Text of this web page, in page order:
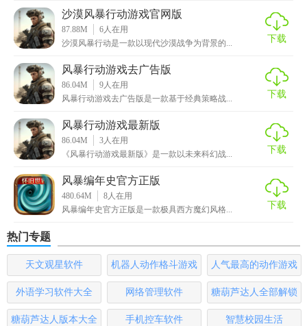
能，玩家可以邀请好友一起组队战斗，或者加入公会与其他
玩家共同交流和学习。
【风暴行动游戏官方正版玩法】
1. 单人战役模式：玩家可以独自挑战游戏内的各种任务和关
源。
2. 多人在线对战模式：玩家可以与其他玩家进行实时在线对
战，通过智慧和勇气来争夺战场上的优势地位。
3. 公会战模式：玩家可以加入公会，与其他公会成员一起参
4. 生存挑战模式：在限定的时间内，玩家需要尽可能多地消
灭敌人，同时保护自己的基地不被摧毁，挑战自己的生存极
限。
5. 自定义战役模式：玩家可以根据自己的喜好和战术需求，
沙漠风暴行动游戏官网版
87.88M 6 人在用
沙漠风暴行动是一款以现代沙漠战争为背景的...
下载
风暴行动游戏去广告版
86.04M 9 人在用
风暴行动游戏去广告版是一款基于经典策略战...
下载
风暴行动游戏最新版
86.04M 3 人在用
《风暴行动游戏最新版》是一款以未来科幻战...
下载
风暴编年史官方正版
480.64M 8 人在用
风暴编年史官方正版是一款极具西方魔幻风格...
下载
热门专题
天文观星软件
机器人动作格斗游戏
大全
人气最高的动作游戏
排行榜
外语学习软件大全 网络管理软件
糖葫芦达人全部解锁
版
糖葫芦达人版本大全 手机控车软件 智慧校园生活